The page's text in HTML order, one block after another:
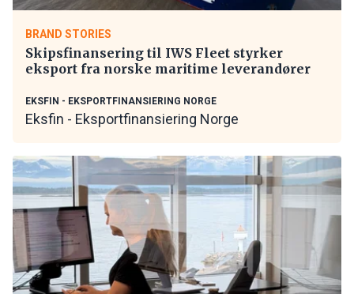
BRAND STORIES
Skipsfinansering til IWS Fleet styrker
eksport fra norske maritime leverandører
EKSFIN - EKSPORTFINANSIERING NORGE
Eksfin - Eksportfinansiering Norge